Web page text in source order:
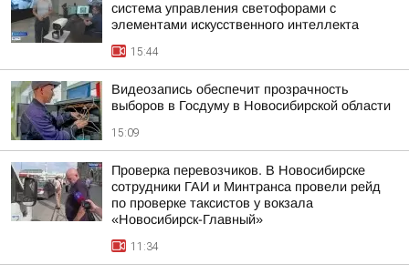
система управления светофорами с
элементами искусственного интеллекта
15:44
Видеозапись обеспечит прозрачность
выборов в Госдуму в Новосибирской области
15:09
Проверка перевозчиков. В Новосибирске
сотрудники ГАИ и Минтранса провели рейд
по проверке таксистов у вокзала
«Новосибирск-Главный»
11:34